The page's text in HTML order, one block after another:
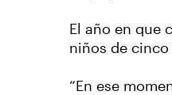
El año en que
niños de
“En ese